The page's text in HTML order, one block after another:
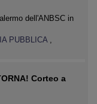
dell'ANBSC in
PUBBLICA ,
Corteo a